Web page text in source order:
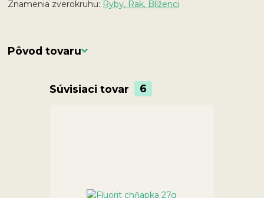
Znamenia zverokruhu: Ryby, Rak, Blíženci
Pôvod tovaru
Súvisiaci tovar 6